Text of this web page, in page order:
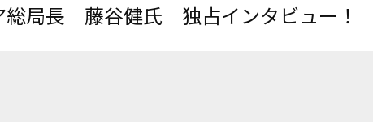
総局長 藤谷健氏 独占インタビュー！